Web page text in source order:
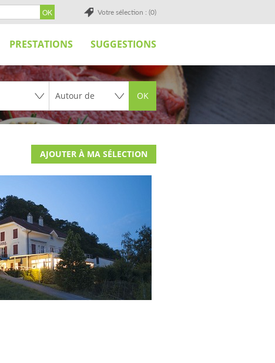
Votre sélection : (0)
PRESTATIONS SUGGESTIONS
OK
AJOUTER À MA SÉLECTION